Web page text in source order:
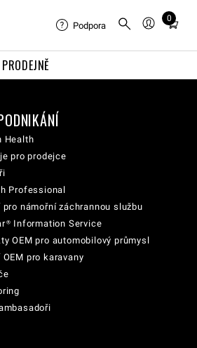
Podpora
0
Total
cart:
Health
pro prodejce
Professional
pro námořní záchrannou službu
Information Service
OEM pro automobilový průmysl
OEM pro karavany